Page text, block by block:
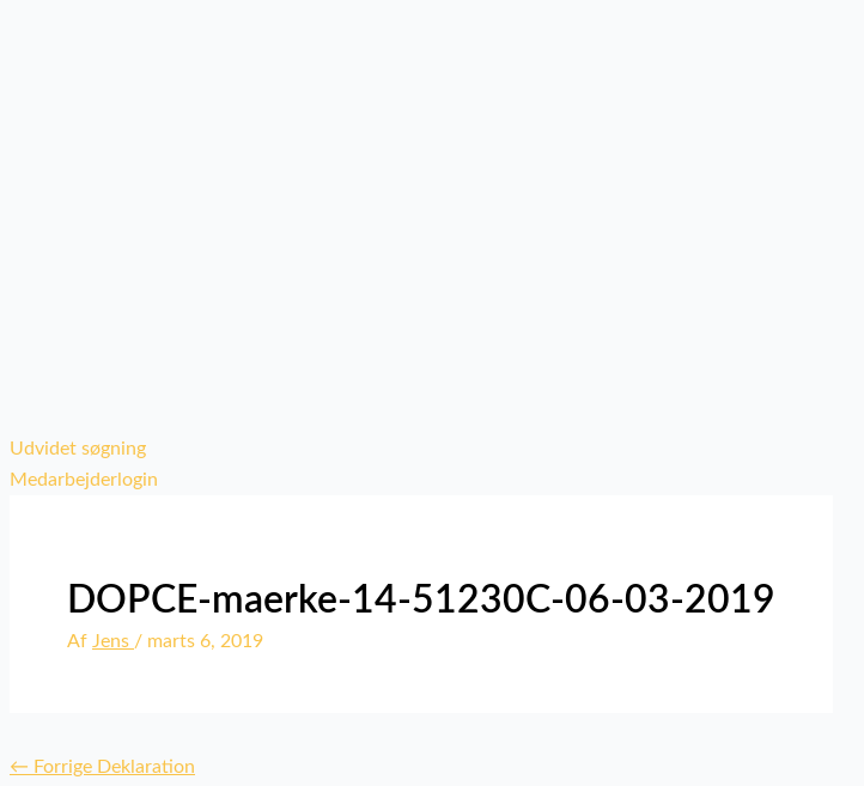
Udvidet søgning
Medarbejderlogin
DOPCE-maerke-14-51230C-06-03-2019
Af Jens / marts 6, 2019
← Forrige Deklaration